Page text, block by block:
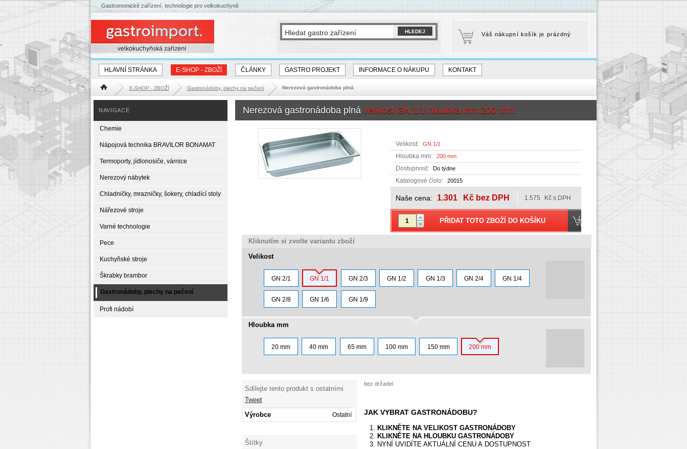
HLAVNÍ STRÁNKA E-SHOP - ZBOŽÍ ČLÁNKY GASTRO PROJEKT INFORMACE O NÁKUPU KONTAKT
Hlavní stránka E-SHOP - ZBOŽÍ Gastronádoby, plechy na pečení Nerezová gastronádoba plná
Nerezová gastronádoba plná velikost GN 1/1 hloubka mm 200 mm
Velikost: GN 1/1
Hloubka mm: 200 mm
Dostupnost: Do týdne
Katalogové číslo: 20015
Naše cena: 1.301 Kč bez DPH 1.575 Kč s DPH
Kliknutím si zvolte variantu zboží
Velikost
GN 2/1 GN 1/1 GN 2/3 GN 1/2 GN 1/3 GN 2/4 GN 1/4
GN 2/8 GN 1/6 GN 1/9
Hloubka mm
20 mm 40 mm 65 mm 100 mm 150 mm 200 mm
Sdílejte tento produkt s ostatními
Tweet
Výrobce
Ostatní
Štítky
bez držadel
JAK VYBRAT GASTRONÁDOBU?
KLIKNĚTE NA VELIKOST GASTRONÁDOBY
KLIKNĚTE NA HLOUBKU GASTRONÁDOBY
NYNÍ UVIDÍTE AKTUÁLNÍ CENU A DOSTUPNOST
NAVIGACE
Chemie
Nápojová technika BRAVILOR BONAMAT
Termoporty, jídlonosiče, várnice
Nerezový nábytek
Chladničky, mrazničky, šokery, chladící stoly
Nářezové stroje
Varné technologie
Pece
Kuchyňské stroje
Škrabky brambor
Gastronádoby, plechy na pečení
Profi nádobí
Gastronomické zařízení, technologie pro velkokuchyně
Váš nákupní košík je prázdný